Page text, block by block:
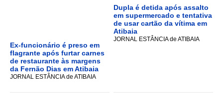
Ex-funcionário é preso em
flagrante após furtar carnes
de restaurante às margens
da Fernão Dias em Atibaia
JORNAL ESTÂNCIA de ATIBAIA
Dupla é detida após assalto
em supermercado e tentativa
de usar cartão da vítima em
Atibaia
JORNAL ESTÂNCIA de ATIBAIA